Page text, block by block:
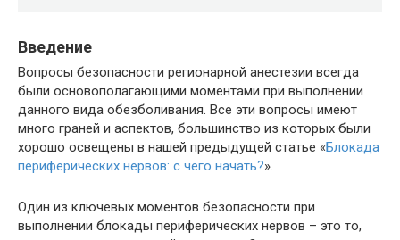
Введение
Вопросы безопасности регионарной анестезии всегда
были основополагающими моментами при выполнении
данного вида обезболивания. Все эти вопросы имеют
много граней и аспектов, большинство из которых были
хорошо освещены в нашей предыдущей статье «Блокада
периферических нервов: с чего начать?».
Один из ключевых моментов безопасности при
выполнении блокады периферических нервов – это то,